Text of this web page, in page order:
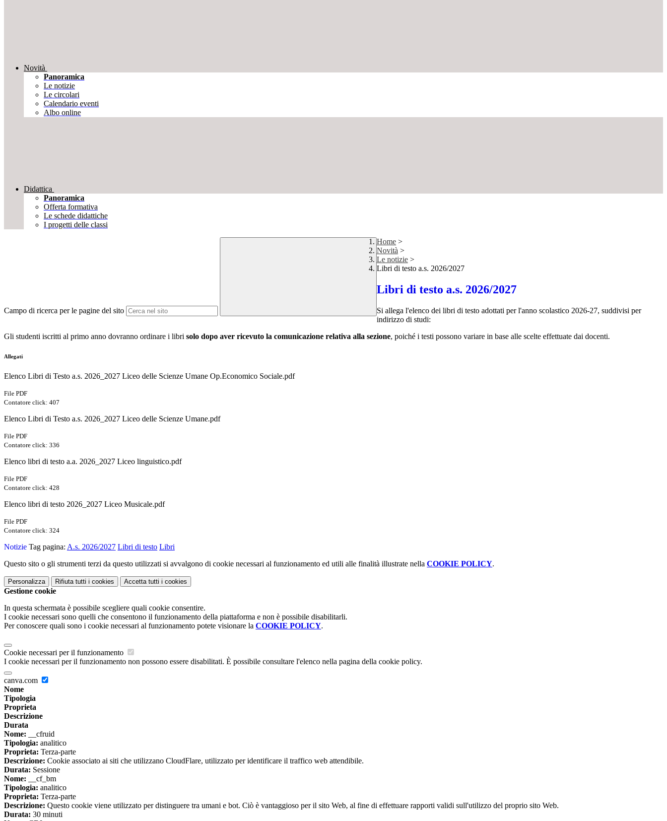
Novità
Panoramica
Le notizie
Le circolari
Calendario eventi
Albo online
Didattica
Panoramica
Offerta formativa
Le schede didattiche
I progetti delle classi
Campo di ricerca per le pagine del sito
Home >
Novità >
Le notizie >
Libri di testo a.s. 2026/2027
Libri di testo a.s. 2026/2027
Si allega l'elenco dei libri di testo adottati per l'anno scolastico 2026-27, suddivisi per
indirizzo di studi:
Gli studenti iscritti al primo anno dovranno ordinare i libri solo dopo aver ricevuto la comunicazione relativa alla sezione, poiché i testi possono variare in base alle scelte effettuate dai docenti.
Allegati
Elenco Libri di Testo a.s. 2026_2027 Liceo delle Scienze Umane Op.Economico Sociale.pdf
File PDF
Contatore click: 407
Elenco Libri di Testo a.s. 2026_2027 Liceo delle Scienze Umane.pdf
File PDF
Contatore click: 336
Elenco libri di testo a.a. 2026_2027 Liceo linguistico.pdf
File PDF
Contatore click: 428
Elenco libri di testo 2026_2027 Liceo Musicale.pdf
File PDF
Contatore click: 324
Notizie Tag pagina: A.s. 2026/2027 Libri di testo Libri
Questo sito o gli strumenti terzi da questo utilizzati si avvalgono di cookie necessari al funzionamento ed utili alle finalità illustrate nella COOKIE POLICY.
Personalizza Rifiuta tutti i cookies Accetta tutti i cookies
Gestione cookie
In questa schermata è possibile scegliere quali cookie consentire.
I cookie necessari sono quelli che consentono il funzionamento della piattaforma e non è possibile disabilitarli.
Per conoscere quali sono i cookie necessari al funzionamento potete visionare la COOKIE POLICY.
Cookie necessari per il funzionamento
I cookie necessari per il funzionamento non possono essere disabilitati. È possibile consultare l'elenco nella pagina della cookie policy.
canva.com
Nome
Tipologia
Proprieta
Descrizione
Durata
Nome: __cfruid
Tipologia: analitico
Proprieta: Terza-parte
Descrizione: Cookie associato ai siti che utilizzano CloudFlare, utilizzato per identificare il traffico web attendibile.
Durata: Sessione
Nome: __cf_bm
Tipologia: analitico
Proprieta: Terza-parte
Descrizione: Questo cookie viene utilizzato per distinguere tra umani e bot. Ciò è vantaggioso per il sito Web, al fine di effettuare rapporti validi sull'utilizzo del proprio sito Web.
Durata: 30 minuti